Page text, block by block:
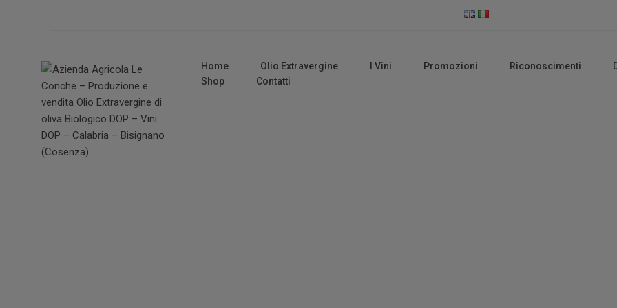
Home Olio Extravergine I Vini Promozioni Riconoscimenti
Shop
Contatti